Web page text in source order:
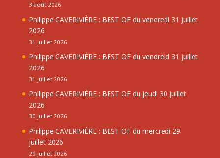
3 août 2026
Philippe CAVERIVIÈRE : BEST OF du vendredi 31 juillet
2026
31 juillet 2026
Philippe CAVERIVIÈRE : BEST OF du vendreid 31 juillet
2026
31 juillet 2026
Philippe CAVERIVIÈRE : BEST OF du jeudi 30 juillet
2026
30 juillet 2026
Philippe CAVERIVIÈRE : BEST OF du mercredi 29
juillet 2026
29 juillet 2026